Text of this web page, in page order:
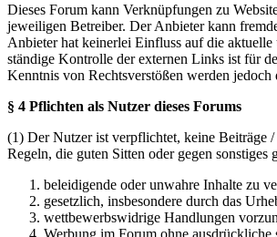
Dieses Forum kann Verknüpfungen zu
jeweiligen Betreiber. Der Anbieter kann
Anbieter hat keinerlei Einfluss auf die
ständige Kontrolle der externen Links ist für
Kenntnis von Rechtsverstößen werden
§ 4 Pflichten als Nutzer dieses Forums
(1) Der Nutzer ist verpflichtet, keine Beiträge
Regeln, die guten Sitten oder gegen sonstiges
beleidigende oder unwahre Inhalte zu
gesetzlich, insbesondere durch das
wettbewerbswidrige Handlungen
Werbung im Forum ohne